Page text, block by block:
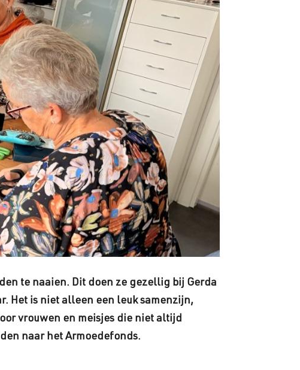
te naaien. Dit doen ze gezellig bij Gerda
Het is niet alleen een leuk samenzijn,
vrouwen en meisjes die niet altijd
naar het Armoedefonds.